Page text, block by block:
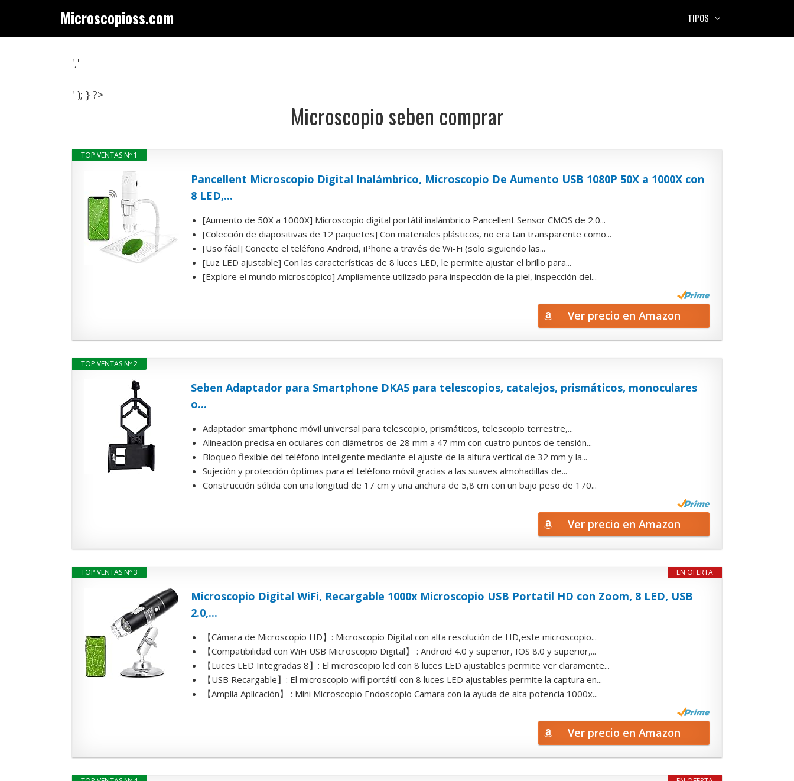
contenido
Microscopioss.com TIPOS
','
' ); } ?>
Microscopio seben comprar
TOP VENTAS Nº 1
Pancellent Microscopio Digital Inalámbrico, Microscopio De Aumento USB 1080P 50X a 1000X con
8 LED,...
[Aumento de 50X a 1000X] Microscopio digital portátil inalámbrico Pancellent Sensor CMOS de 2.0...
[Colección de diapositivas de 12 paquetes] Con materiales plásticos, no era tan transparente como...
[Uso fácil] Conecte el teléfono Android, iPhone a través de Wi-Fi (solo siguiendo las...
[Luz LED ajustable] Con las características de 8 luces LED, le permite ajustar el brillo para...
[Explore el mundo microscópico] Ampliamente utilizado para inspección de la piel, inspección del...
Ver precio en Amazon
TOP VENTAS Nº 2
Seben Adaptador para Smartphone DKA5 para telescopios, catalejos, prismáticos, monoculares
o...
Adaptador smartphone móvil universal para telescopio, prismáticos, telescopio terrestre,...
Alineación precisa en oculares con diámetros de 28 mm a 47 mm con cuatro puntos de tensión...
Bloqueo flexible del teléfono inteligente mediante el ajuste de la altura vertical de 32 mm y la...
Sujeción y protección óptimas para el teléfono móvil gracias a las suaves almohadillas de...
Construcción sólida con una longitud de 17 cm y una anchura de 5,8 cm con un bajo peso de 170...
Ver precio en Amazon
EN OFERTA
TOP VENTAS Nº 3
Microscopio Digital WiFi, Recargable 1000x Microscopio USB Portatil HD con Zoom, 8 LED, USB
2.0,...
【Cámara de Microscopio HD】: Microscopio Digital con alta resolución de HD,este microscopio...
【Compatibilidad con WiFi USB Microscopio Digital】 : Android 4.0 y superior, IOS 8.0 y superior,...
【Luces LED Integradas 8】: El microscopio led con 8 luces LED ajustables permite ver claramente...
【USB Recargable】: El microscopio wifi portátil con 8 luces LED ajustables permite la captura en...
【Amplia Aplicación】 : Mini Microscopio Endoscopio Camara con la ayuda de alta potencia 1000x...
Ver precio en Amazon